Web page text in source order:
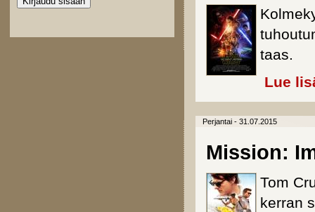
taas.
Lue
Perjantai - 31.07.2015
Mission:
Tom
kerran